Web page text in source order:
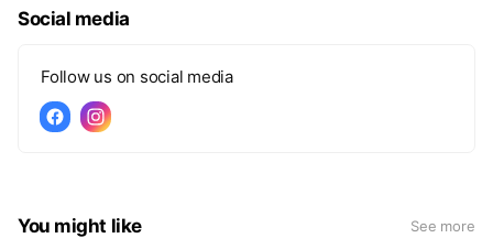
Social media
Follow us on social media
You might like See more